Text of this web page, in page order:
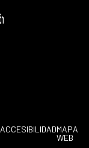
ACCESIBILIDADMAPA
WEB